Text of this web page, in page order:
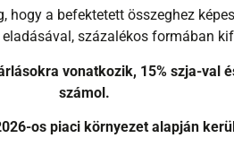
a befektetett összeghez
százalékos formában
vonatkozik, 15% szja-val
számol.
os piaci környezet alapján